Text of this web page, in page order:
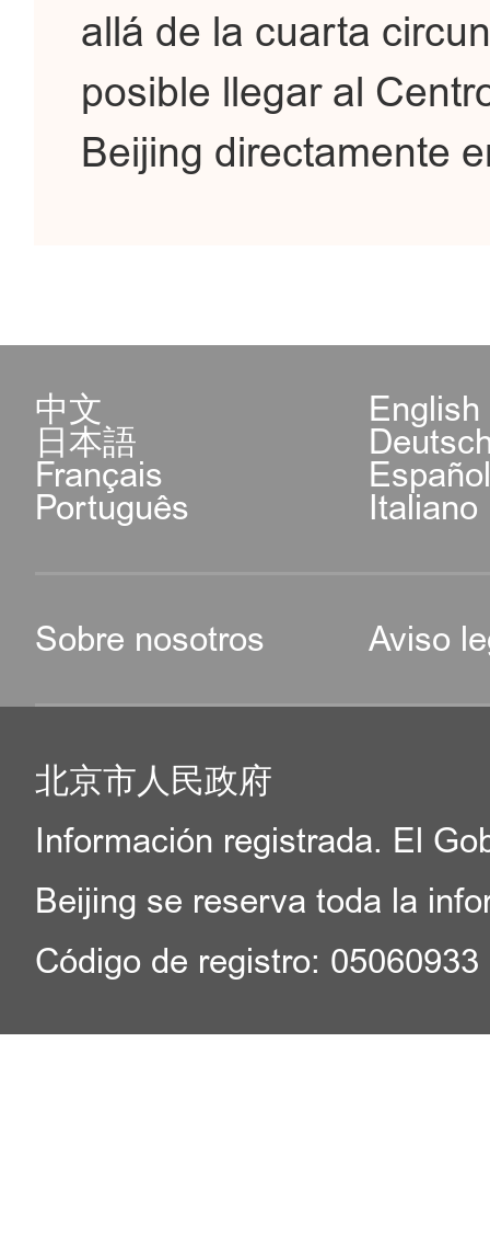
allá de la cuarta
posible llegar al
Beijing directamente
中文 English
日本語
Français
Português Italiano
Sobre nosotros Aviso
北京市人民政府
Información registrada. El
Beijing se reserva toda la
Código de registro: 05060933